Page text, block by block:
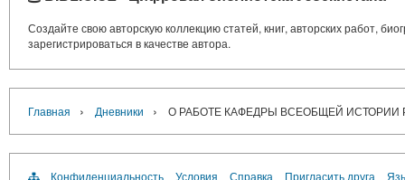
Создайте свою авторскую коллекцию статей, книг, авторских работ,
зарегистрироваться в качестве автора.
Главная › Дневники › О РАБОТЕ КАФЕДРЫ ВСЕОБЩЕЙ ИСТОРИИ
Конфиденциальность Условия Справка Пригласить друга